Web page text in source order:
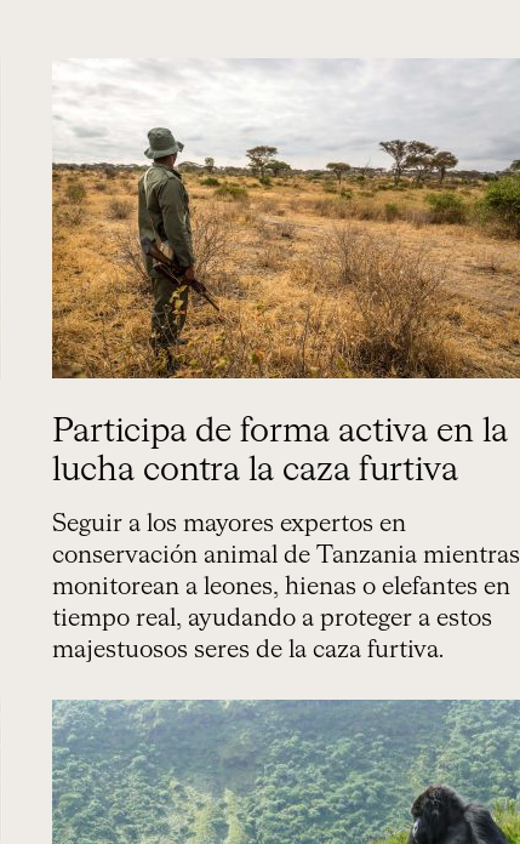
Participa de forma activa en la
lucha contra la caza furtiva
Seguir a los mayores expertos en
conservación animal de Tanzania mientras
monitorean a leones, hienas o elefantes en
tiempo real, ayudando a proteger a estos
majestuosos seres de la caza furtiva.